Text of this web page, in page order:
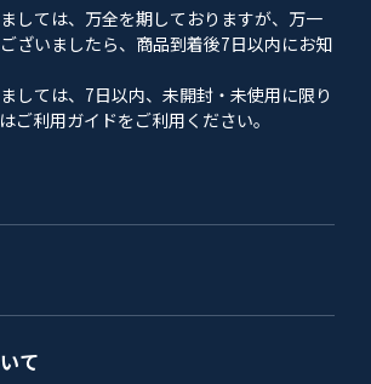
しては、万全を期しておりますが、万一
ざいましたら、商品到着後7日以内にお知
しては、7日以内、未開封・未使用に限り
ご利用ガイドをご利用ください。
て